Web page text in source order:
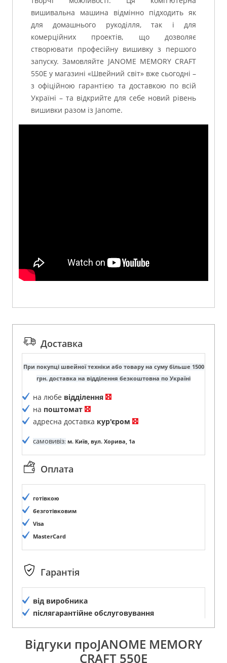
вишивальна машина відмінно підходить як
для домашнього рукоділля, так і для
комерційних проектів, що дозволяє
створювати професійну вишивку з першого
запуску. Замовляйте JANOME MEMORY CRAFT
550E у магазині «Швейний світ» вже сьогодні –
з офіційною гарантією та доставкою по всій
Україні – та відкрийте для себе новий рівень
вишивки разом із Janome.
Доставка
При покупці швейної техніки або товару на суму більше 1500
грн. доставка на відділення безкоштовна по Україні
на любе відділення
на поштомат
адресна доставка кур'єром
самовивіз: м. Київ, вул. Хорива, 1а
Оплата
готівкою
безготівковим
Visa
MasterCard
Гарантія
від виробника
післягарантійне обслуговування
Відгуки проJANOME MEMORY
CRAFT 550E